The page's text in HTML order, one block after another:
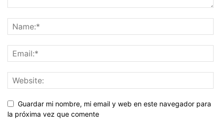
Guardar mi nombre, mi email y web en este navegador para
la próxima vez que comente